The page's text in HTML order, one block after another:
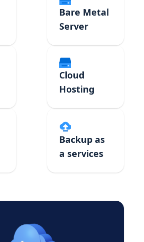
Bare Metal
Server
Cloud
Hosting
Backup as
a services